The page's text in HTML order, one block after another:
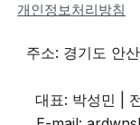
개인정보처리방침
주소: 경기도 안
대표: 박성민 |